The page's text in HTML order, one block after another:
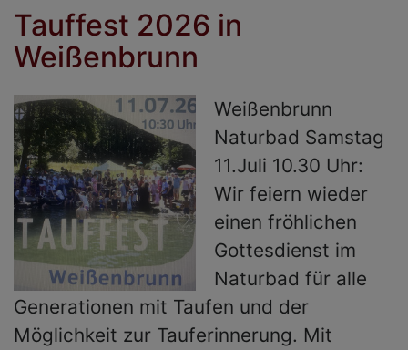
Tauffest 2026 in
Weißenbrunn
Weißenbrunn
Naturbad Samstag
11.Juli 10.30 Uhr:
Wir feiern wieder
einen fröhlichen
Gottesdienst im
Naturbad für alle
Generationen mit Taufen und der
Möglichkeit zur Tauferinnerung. Mit